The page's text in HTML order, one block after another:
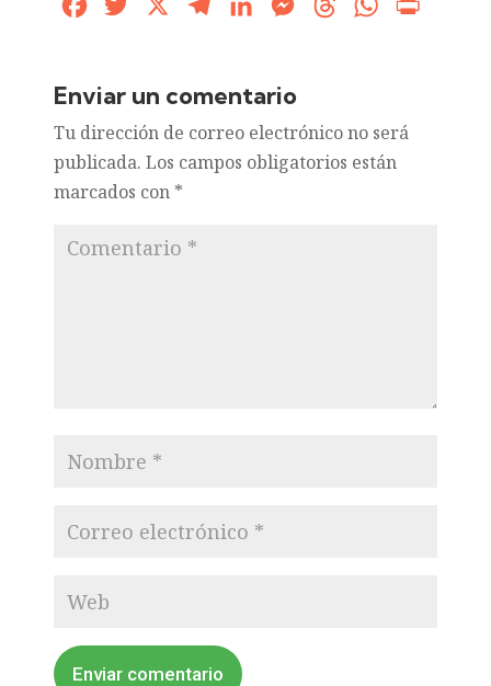
FacebookTwitter TelegramLinkedInMessengerThreadsWhatsApp
Enviar un comentario
Tu dirección de correo electrónico no será
publicada. Los campos obligatorios están
marcados con *
Enviar comentario